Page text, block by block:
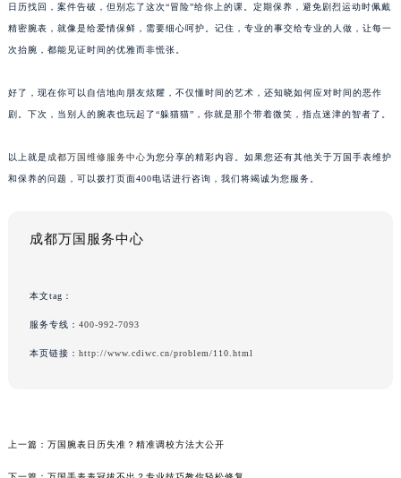
日历找回，案件告破，但别忘了这次“冒险”给你上的课。定期保养，避免剧烈运动时佩戴
精密腕表，就像是给爱情保鲜，需要细心呵护。记住，专业的事交给专业的人做，让每一
次抬腕，都能见证时间的优雅而非慌张。
好了，现在你可以自信地向朋友炫耀，不仅懂时间的艺术，还知晓如何应对时间的恶作
剧。下次，当别人的腕表也玩起了“躲猫猫”，你就是那个带着微笑，指点迷津的智者了。
以上就是 成都万国维修服务中心为您分享的精彩内容。如果您还有其他关于万国手表维护
和保养的问题，可以拨打页面400电话进行咨询，我们将竭诚为您服务。
成都万国服务中心
本文tag：
服务专线： 400-992-7093
本页链接： http://www.cdiwc.cn/problem/110.html
上一篇： 万国腕表日历失准？精准调校方法大公开